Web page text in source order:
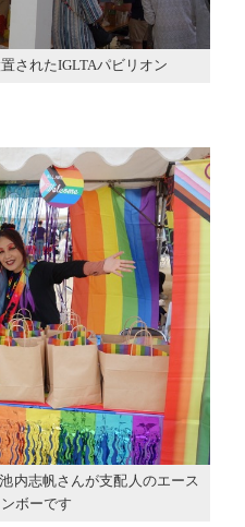
されたIGLTAパビリオン
内志帆さんが支配人のエース
ボーです